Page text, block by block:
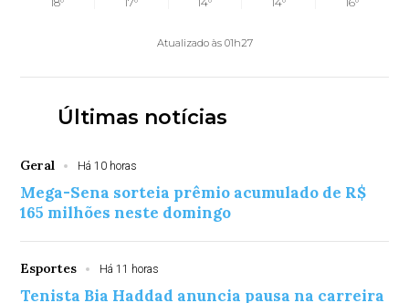
Atualizado às 01h27
Últimas notícias
Geral Há 10 horas
Mega-Sena sorteia prêmio acumulado de R$
165 milhões neste domingo
Esportes Há 11 horas
Tenista Bia Haddad anuncia pausa na carreira